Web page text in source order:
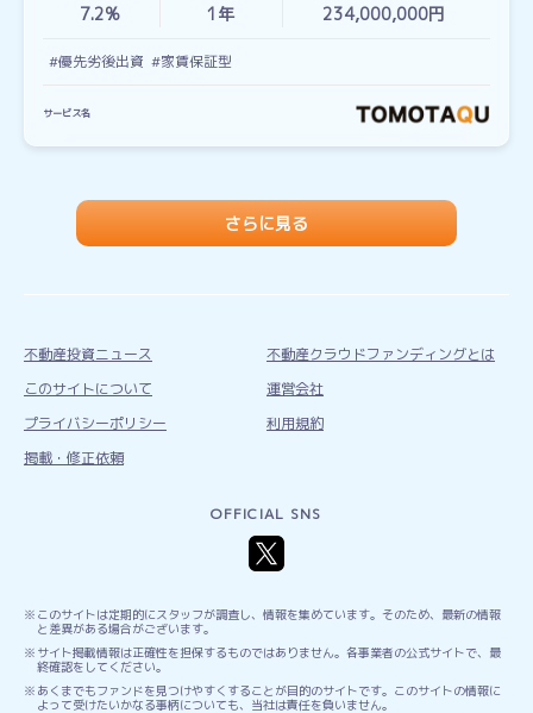
7.2% 1 年 234,000,000円
#優先劣後出資 #家賃保証型
サービス名
さらに見る
不動産投資ニュース
不動産クラウドファンディングとは
このサイトについて
運営会社
プライバシーポリシー
利用規約
掲載・修正依頼
OFFICIAL SNS
このサイトは定期的にスタッフが調査し、情報を集めています。そのため、最新の情報
と差異がある場合がございます。
サイト掲載情報は正確性を担保するものではありません。各事業者の公式サイトで、最
終確認をしてください。
あくまでもファンドを見つけやすくすることが目的のサイトです。このサイトの情報に
よって受けたいかなる事柄についても、当社は責任を負いません。